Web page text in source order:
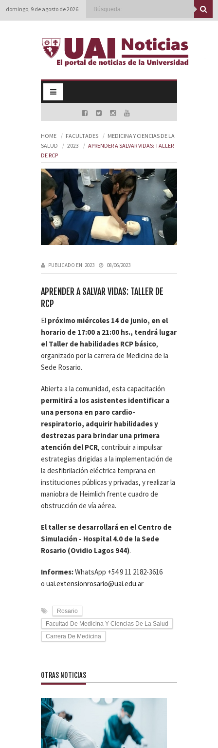
domingo, 9 de agosto de 2026
HOME FACULTADES
MEDICINA Y CIENCIAS DE LA
SALUD
2023
APRENDER A SALVAR VIDAS: TALLER
DE RCP
PUBLICADO EN: 2023 08/06/2023
APRENDER A SALVAR VIDAS: TALLER DE
RCP
El próximo miércoles 14 de junio, en el
horario de 17:00 a 21:00 hs., tendrá lugar
el Taller de habilidades RCP básico,
organizado por la carrera de Medicina de la
Sede Rosario.
Abierta a la comunidad, esta capacitación
permitirá a los asistentes identificar a
una persona en paro cardio-
respiratorio, adquirir habilidades y
destrezas para brindar una primera
atención del PCR, contribuir a impulsar
estrategias dirigidas a la implementación de
la desfibrilación eléctrica temprana en
instituciones públicas y privadas, y realizar la
maniobra de Heimlich frente cuadro de
obstrucción de vía aérea.
El taller se desarrollará en el Centro de
Simulación - Hospital 4.0 de la Sede
Rosario (Ovidio Lagos 944).
Informes:WhatsApp +54 9 11 2182-3616
o uai.extensionrosario@uai.edu.ar
Rosario
Facultad De Medicina Y Ciencias De La Salud
Carrera De Medicina
OTRAS NOTICIAS